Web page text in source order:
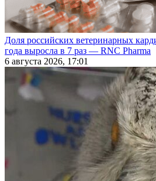
Доля российских ветеринарных
года выросла в 7 раз — RNC Pharma
6 августа 2026, 17:01